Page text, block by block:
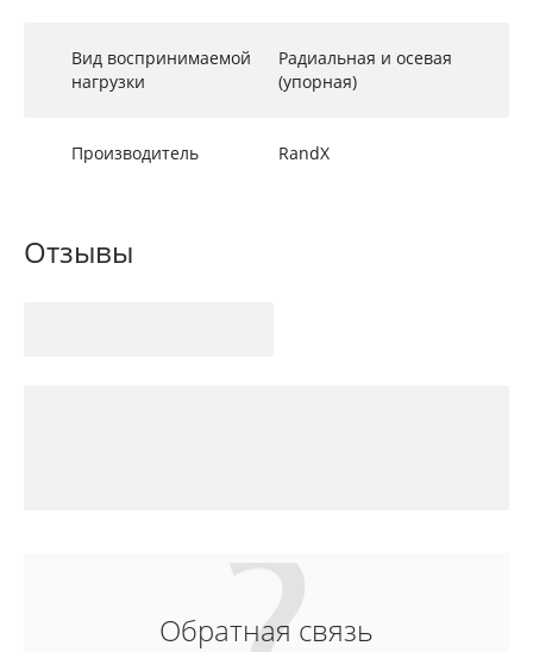
Вид воспринимаемой
нагрузки
Радиальная и осевая
(упорная)
Производитель RandX
Отзывы
Обратная связь